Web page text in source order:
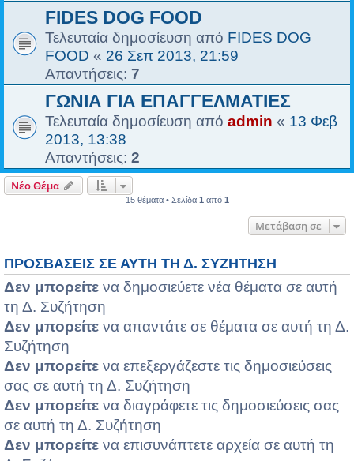
FIDES DOG FOOD
Τελευταία δημοσίευση από FIDES DOG
FOOD « 26 Σεπ 2013, 21:59
Απαντήσεις: 7
ΓΩΝΙΑ ΓΙΑ ΕΠΑΓΓΕΛΜΑΤΙΕΣ
Τελευταία δημοσίευση από admin « 13 Φεβ
2013, 13:38
Απαντήσεις: 2
Νέο Θέμα
15 θέματα • Σελίδα 1από 1
Μετάβαση σε
ΠΡΟΣΒΆΣΕΙΣ ΣΕ ΑΥΤΉ ΤΗ Δ. ΣΥΖΉΤΗΣΗ
Δεν μπορείτε να δημοσιεύετε νέα θέματα σε αυτή
τη Δ. Συζήτηση
Δεν μπορείτε να απαντάτε σε θέματα σε αυτή τη Δ.
Συζήτηση
Δεν μπορείτε να επεξεργάζεστε τις δημοσιεύσεις
σας σε αυτή τη Δ. Συζήτηση
Δεν μπορείτε να διαγράφετε τις δημοσιεύσεις σας
σε αυτή τη Δ. Συζήτηση
Δεν μπορείτε να επισυνάπτετε αρχεία σε αυτή τη